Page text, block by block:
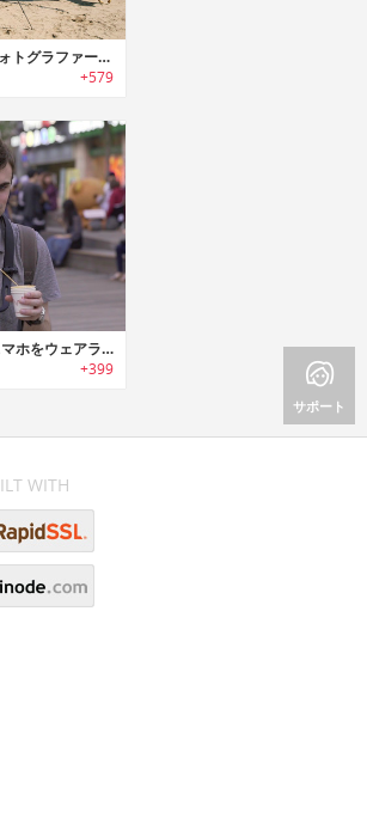
Travel Tripod｜フォトグラファーが考案したポータブルトライポッド「トラベルトライポッド」
+579
SELDI｜カメラやスマホをウェアラブルにする7-in-1ビデオリグ「セルディ」
+399
サポート
WITH